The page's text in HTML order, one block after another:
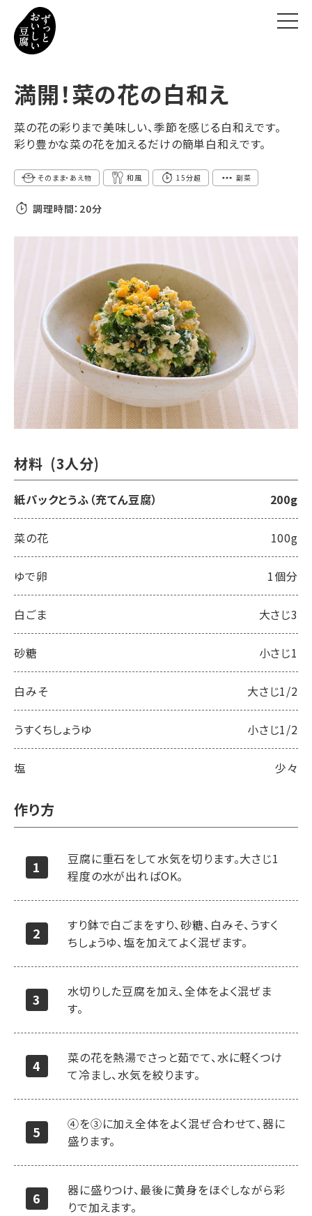
ずっとおいしい豆腐とは
ずっとおいしいヒミツ
豆腐の新常識
おいしいレシピ
お問い合わせ
オンラインストア
満開！菜の花の白和え
菜の花の彩りまで美味しい、季節を感じる白和えです。
彩り豊かな菜の花を加えるだけの簡単白和えです。
そのまま・あえ物 和風 15分超 副菜
調理時間： 20分
材料 (3人分)
紙パックとうふ（充てん豆腐） 200g
菜の花 100g
ゆで卵 1個分
白ごま 大さじ3
砂糖 小さじ1
白みそ 大さじ1/2
うすくちしょうゆ 小さじ1/2
塩 少々
作り方
豆腐に重石をして水気を切ります。大さじ1
程度の水が出ればOK。
すり鉢で白ごまをすり、砂糖、白みそ、うすく
ちしょうゆ、塩を加えてよく混ぜます。
水切りした豆腐を加え、全体をよく混ぜま
す。
菜の花を熱湯でさっと茹でて、水に軽くつけ
て冷まし、水気を絞ります。
④を③に加え全体をよく混ぜ合わせて、器に
盛ります。
器に盛りつけ、最後に黄身をほぐしながら彩
りで加えます。